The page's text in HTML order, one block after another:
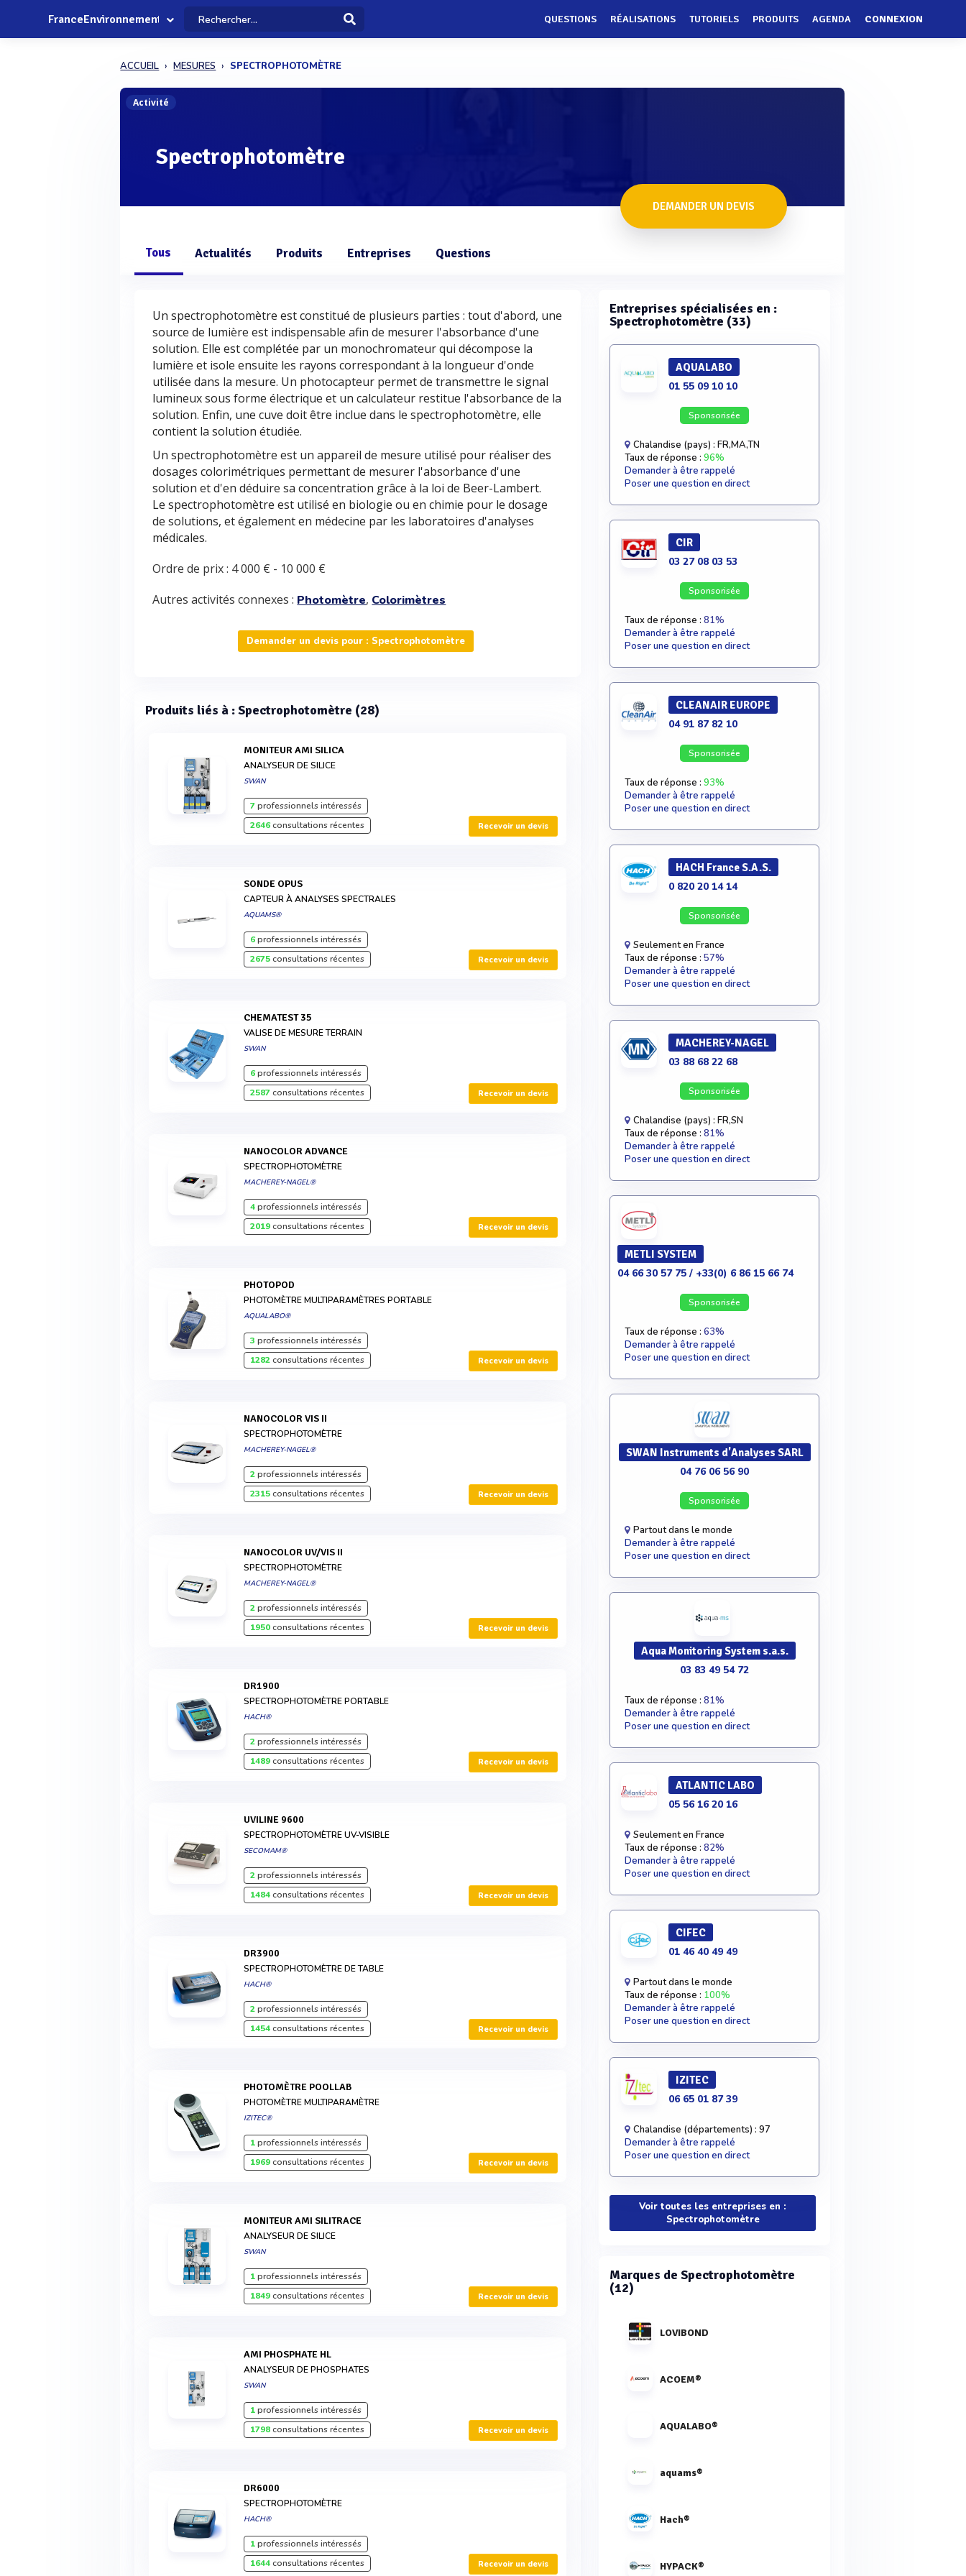
FranceEnvironnement QUESTIONS RÉALISATIONS TUTORIELS PRODUITS AGENDA CONNEXION
ACCUEIL MESURES SPECTROPHOTOMÈTRE
Activité
Spectrophotomètre
DEMANDER UN DEVIS
Tous Actualités Produits Entreprises Questions
Un spectrophotomètre est constitué de plusieurs parties : tout d'abord, une
source de lumière est indispensable afin de mesurer l'absorbance d'une
solution. Elle est complétée par un monochromateur qui décompose la
lumière et isole ensuite les rayons correspondant à la longueur d'onde
utilisée dans la mesure. Un photocapteur permet de transmettre le signal
lumineux sous forme électrique et un calculateur restitue l'absorbance de la
solution. Enfin, une cuve doit être inclue dans le spectrophotomètre, elle
contient la solution étudiée.
Un spectrophotomètre est un appareil de mesure utilisé pour réaliser des
dosages colorimétriques permettant de mesurer l'absorbance d'une
solution et d'en déduire sa concentration grâce à la loi de Beer-Lambert.
Le spectrophotomètre est utilisé en biologie ou en chimie pour le dosage
de solutions, et également en médecine par les laboratoires d'analyses
médicales.
Ordre de prix : 4 000 € - 10 000 €
Autres activités connexes : Photomètre, Colorimètres
Demander un devis pour : Spectrophotomètre
Produits liés à : Spectrophotomètre (28)
MONITEUR AMI SILICA
ANALYSEUR DE SILICE
SWAN
7professionnels intéressés
2646consultations récentes Recevoir un devis
SONDE OPUS
CAPTEUR À ANALYSES SPECTRALES
AQUAMS®
6professionnels intéressés
2675consultations récentes Recevoir un devis
CHEMATEST 35
VALISE DE MESURE TERRAIN
SWAN
6professionnels intéressés
2587consultations récentes Recevoir un devis
NANOCOLOR ADVANCE
SPECTROPHOTOMÈTRE
MACHEREY-NAGEL®
4professionnels intéressés
2019consultations récentes Recevoir un devis
PHOTOPOD
PHOTOMÈTRE MULTIPARAMÈTRES PORTABLE
AQUALABO®
3 professionnels intéressés
1282consultations récentes Recevoir un devis
NANOCOLOR VIS II
SPECTROPHOTOMÈTRE
MACHEREY-NAGEL®
2professionnels intéressés
2315consultations récentes Recevoir un devis
NANOCOLOR UV/VIS II
SPECTROPHOTOMÈTRE
MACHEREY-NAGEL®
2professionnels intéressés
1950consultations récentes Recevoir un devis
DR1900
SPECTROPHOTOMÈTRE PORTABLE
HACH®
2professionnels intéressés
1489consultations récentes Recevoir un devis
UVILINE 9600
SPECTROPHOTOMÈTRE UV-VISIBLE
SECOMAM®
2professionnels intéressés
1484consultations récentes Recevoir un devis
DR3900
SPECTROPHOTOMÈTRE DE TABLE
HACH®
2professionnels intéressés
1454consultations récentes Recevoir un devis
PHOTOMÈTRE POOLLAB
PHOTOMÈTRE MULTIPARAMÈTRE
IZITEC®
1professionnels intéressés
1969consultations récentes Recevoir un devis
MONITEUR AMI SILITRACE
ANALYSEUR DE SILICE
SWAN
1professionnels intéressés
1849consultations récentes Recevoir un devis
AMI PHOSPHATE HL
ANALYSEUR DE PHOSPHATES
SWAN
1professionnels intéressés
1798consultations récentes Recevoir un devis
DR6000
SPECTROPHOTOMÈTRE
HACH®
1professionnels intéressés
1644consultations récentes Recevoir un devis
Entreprises spécialisées en :
Spectrophotomètre (33)
AQUALABO
01 55 09 10 10
Sponsorisée
Chalandise (pays) : FR,MA,TN
Taux de réponse : 96%
Demander à être rappelé
Poser une question en direct
CIR
03 27 08 03 53
Sponsorisée
Taux de réponse : 81%
Demander à être rappelé
Poser une question en direct
CLEANAIR EUROPE
04 91 87 82 10
Sponsorisée
Taux de réponse : 93%
Demander à être rappelé
Poser une question en direct
HACH France S.A.S.
0 820 20 14 14
Sponsorisée
Seulement en France
Taux de réponse : 57%
Demander à être rappelé
Poser une question en direct
MACHEREY-NAGEL
03 88 68 22 68
Sponsorisée
Chalandise (pays) : FR,SN
Taux de réponse : 81%
Demander à être rappelé
Poser une question en direct
METLI SYSTEM
04 66 30 57 75 / +33(0) 6 86 15 66 74
Sponsorisée
Taux de réponse : 63%
Demander à être rappelé
Poser une question en direct
SWAN Instruments d'Analyses SARL
04 76 06 56 90
Sponsorisée
Partout dans le monde
Demander à être rappelé
Poser une question en direct
Aqua Monitoring System s.a.s.
03 83 49 54 72
Taux de réponse : 81%
Demander à être rappelé
Poser une question en direct
ATLANTIC LABO
05 56 16 20 16
Seulement en France
Taux de réponse : 82%
Demander à être rappelé
Poser une question en direct
CIFEC
01 46 40 49 49
Partout dans le monde
Taux de réponse : 100%
Demander à être rappelé
Poser une question en direct
IZITEC
06 65 01 87 39
Chalandise (départements) : 97
Demander à être rappelé
Poser une question en direct
Voir toutes les entreprises en :
Spectrophotomètre
Marques de Spectrophotomètre
(12)
LOVIBOND
ACOEM®
AQUALABO®
aquams®
Hach®
HYPACK®